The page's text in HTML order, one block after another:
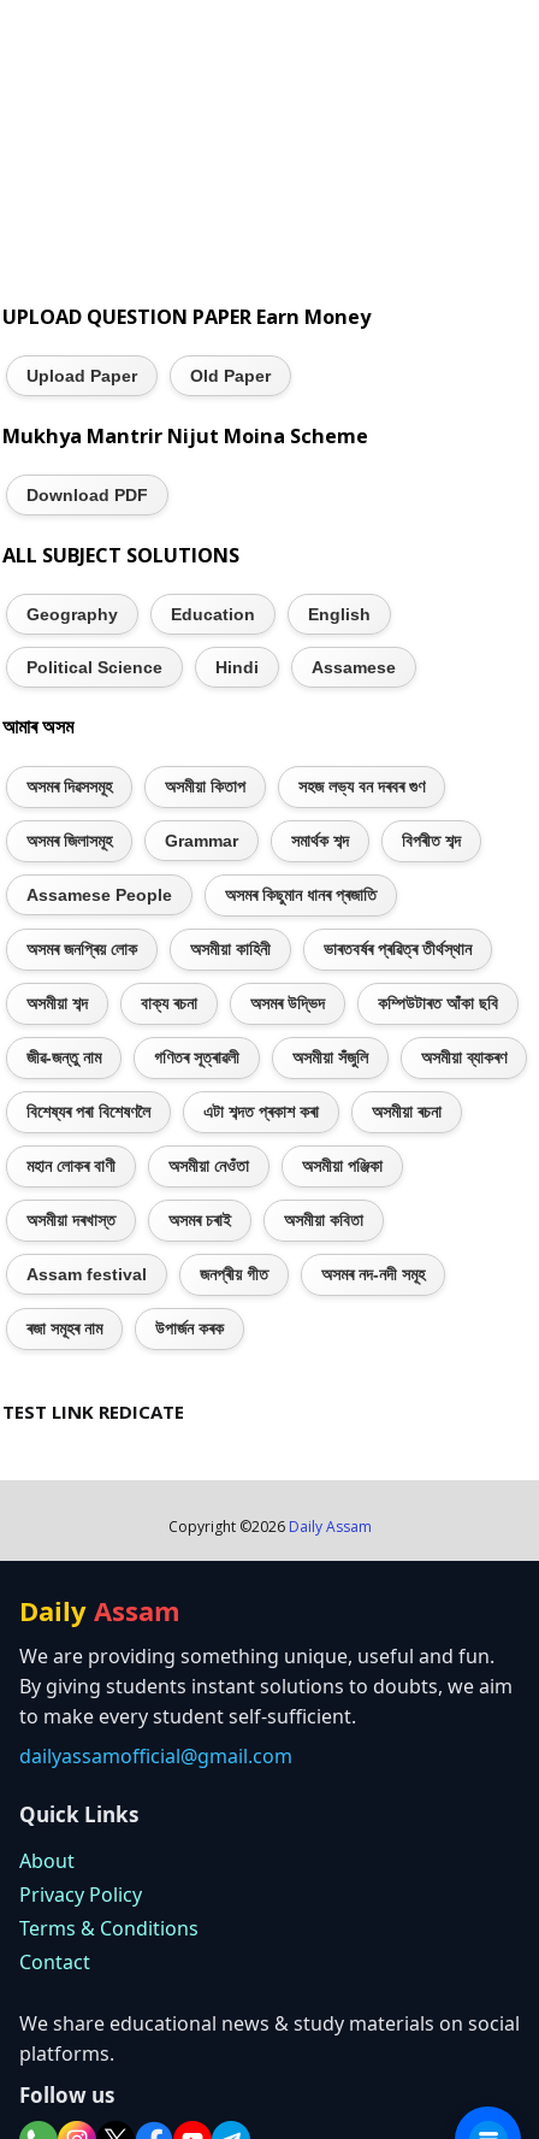
UPLOAD QUESTION PAPER Earn Money
Upload Paper Old Paper
Mukhya Mantrir Nijut Moina Scheme
Download PDF
ALL SUBJECT SOLUTIONS
Geography Education English
Political Science Hindi Assamese
আমাৰ অসম
অসমৰ দিৱসসমূহ অসমীয়া কিতাপ সহজ লভ্য বন দৰবৰ গুণ
অসমৰ জিলাসমূহ Grammar সমাৰ্থক শব্দ বিপৰীত শব্দ
Assamese People অসমৰ কিছুমান ধানৰ প্ৰজাতি
অসমৰ জনপ্ৰিয় লোক অসমীয়া কাহিনী ভাৰতবৰ্ষৰ প্ৰৱিত্ৰ তীৰ্থস্থান
অসমীয়া শব্দ বাক্য ৰচনা অসমৰ উদ্ভিদ কম্পিউটাৰত আঁকা ছবি
জীৱ-জন্তু নাম গণিতৰ সূত্ৰাৱলী অসমীয়া সঁজুলি অসমীয়া ব্যাকৰণ
বিশেষ্যৰ পৰা বিশেষণলৈ এটা শব্দত প্ৰকাশ কৰা অসমীয়া ৰচনা
মহান লোকৰ বাণী অসমীয়া নেওঁতা অসমীয়া পঞ্জিকা
অসমীয়া দৰখাস্ত অসমৰ চৰাই অসমীয়া কবিতা
Assam festival জনপ্ৰীয় গীত অসমৰ নদ-নদী সমূহ
ৰজা সমূহৰ নাম উপাৰ্জন কৰক
TEST LINK REDICATE
Copyright ©2026 Daily Assam
Daily Assam
We are providing something unique, useful and fun.
By giving students instant solutions to doubts, we aim
to make every student self-sufficient.
dailyassamofficial@gmail.com
Quick Links
About
Privacy Policy
Terms & Conditions
Contact
We share educational news & study materials on social
platforms.
Follow us